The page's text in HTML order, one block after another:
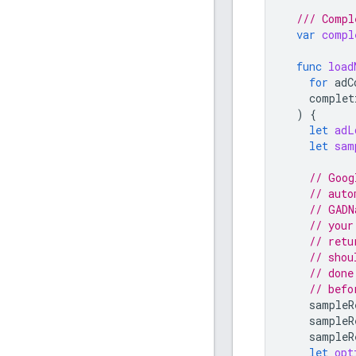
///
var
func
for
)
{
let
let
//
//
//
// your
//
//
//
//
let